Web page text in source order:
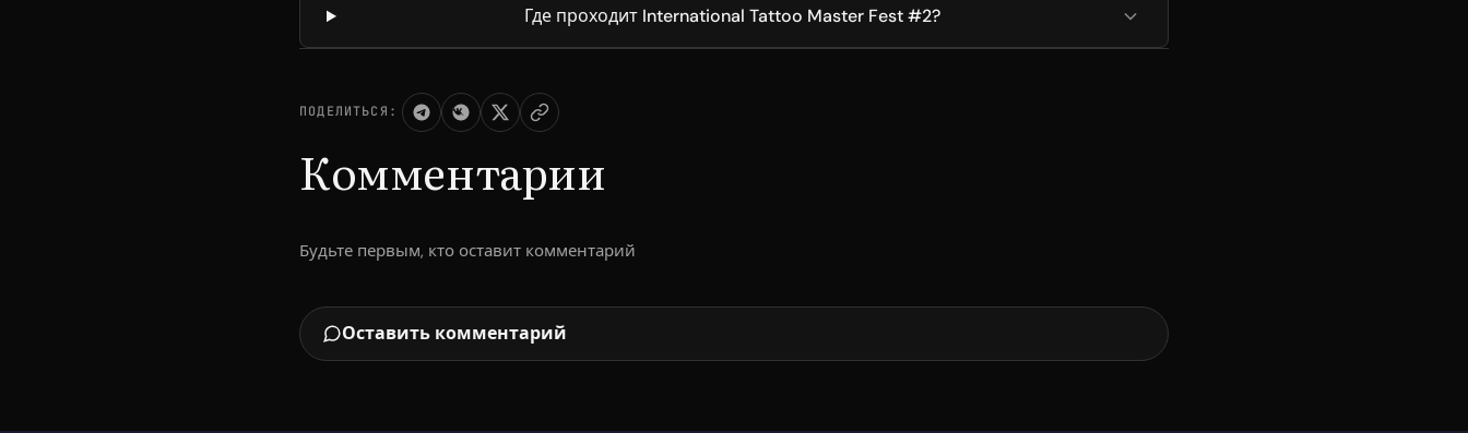
Где проходит International Tattoo Master Fest #2?
ПОДЕЛИТЬСЯ:
Комментарии
Будьте первым, кто оставит комментарий
Оставить комментарий